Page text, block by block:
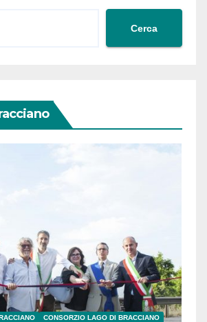
Cerca
CONSORZIO LAGO DI BRACCIANO